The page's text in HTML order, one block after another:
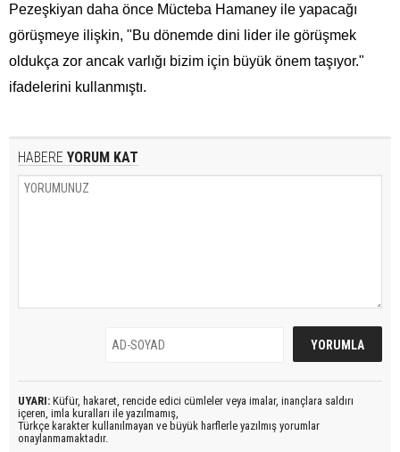
Pezeşkiyan daha önce Mücteba Hamaney ile yapacağı
görüşmeye ilişkin, "Bu dönemde dini lider ile görüşmek
oldukça zor ancak varlığı bizim için büyük önem taşıyor."
ifadelerini kullanmıştı.
HABERE YORUM KAT
UYARI: Küfür, hakaret, rencide edici cümleler veya imalar, inançlara saldırı
içeren, imla kuralları ile yazılmamış,
Türkçe karakter kullanılmayan ve büyük harflerle yazılmış yorumlar
onaylanmamaktadır.